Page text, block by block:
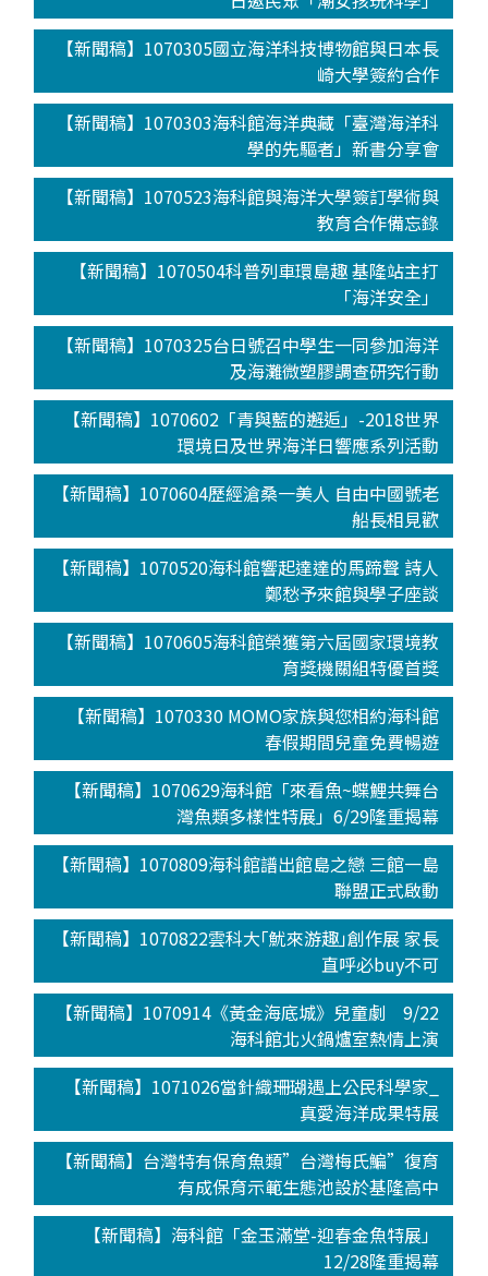
【新聞稿】1070305國立海洋科技博物館與日本長
崎大學簽約合作
【新聞稿】1070303海科館海洋典藏「臺灣海洋科
學的先驅者」新書分享會
【新聞稿】1070523海科館與海洋大學簽訂學術與
教育合作備忘錄
【新聞稿】1070504科普列車環島趣 基隆站主打
「海洋安全」
【新聞稿】1070325台日號召中學生一同參加海洋
及海灘微塑膠調查研究行動
【新聞稿】1070602「青與藍的邂逅」-2018世界
環境日及世界海洋日響應系列活動
【新聞稿】1070604歷經滄桑一美人 自由中國號老
船長相見歡
【新聞稿】1070520海科館響起達達的馬蹄聲 詩人
鄭愁予來館與學子座談
【新聞稿】1070605海科館榮獲第六屆國家環境教
育獎機關組特優首獎
【新聞稿】1070330 MOMO家族與您相約海科館
春假期間兒童免費暢遊
【新聞稿】1070629海科館「來看魚~蝶鯉共舞台
灣魚類多樣性特展」6/29隆重揭幕
【新聞稿】1070809海科館譜出館島之戀 三館一島
聯盟正式啟動
【新聞稿】1070822雲科大｢魷來游趣｣創作展 家長
直呼必buy不可
【新聞稿】1070914《黃金海底城》兒童劇 9/22
海科館北火鍋爐室熱情上演
【新聞稿】1071026當針織珊瑚遇上公民科學家_
真愛海洋成果特展
【新聞稿】台灣特有保育魚類”台灣梅氏鯿”復育
有成保育示範生態池設於基隆高中
【新聞稿】海科館「金玉滿堂-迎春金魚特展」
12/28隆重揭幕